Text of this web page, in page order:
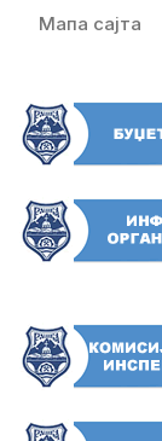
Мапа сајта